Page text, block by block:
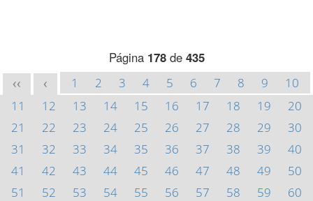
Página 178de 435
<< < 1 2 3 4 5 6 7 8 9
10
11
12 13 14 15 16 17 18 19
20
21
22 23 24 25 26 27 28 29
30
31
32 33 34 35 36 37 38 39
40
41
42 43 44 45 46 47 48 49
50
51
52 53 54 55 56 57 58 59
60